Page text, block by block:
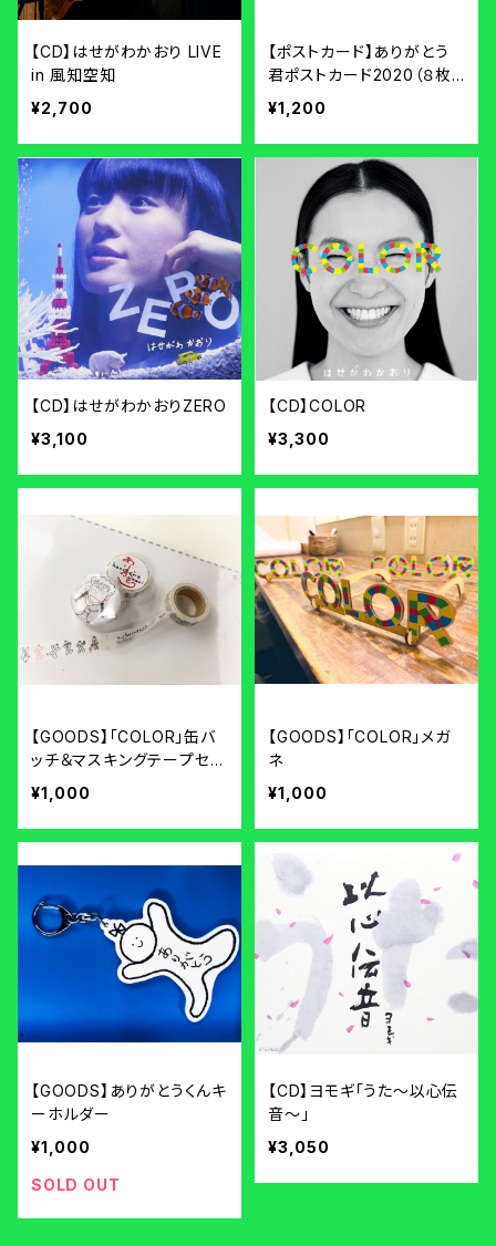
【CD】はせがわかおり LIVE
in 風知空知
¥2,700
【ポストカード】ありがとう
君ポストカード2020（８枚
セット）
¥1,200
【CD】はせがわかおりZERO
¥3,100
【CD】COLOR
¥3,300
【GOODS】「COLOR」缶バ
ッチ＆マスキングテープセッ
ト
¥1,000
【GOODS】「COLOR」メガ
ネ
¥1,000
【GOODS】ありがとうくんキ
ーホルダー
¥1,000
SOLD OUT
【CD】ヨモギ「うた〜以心伝
音〜」
¥3,050